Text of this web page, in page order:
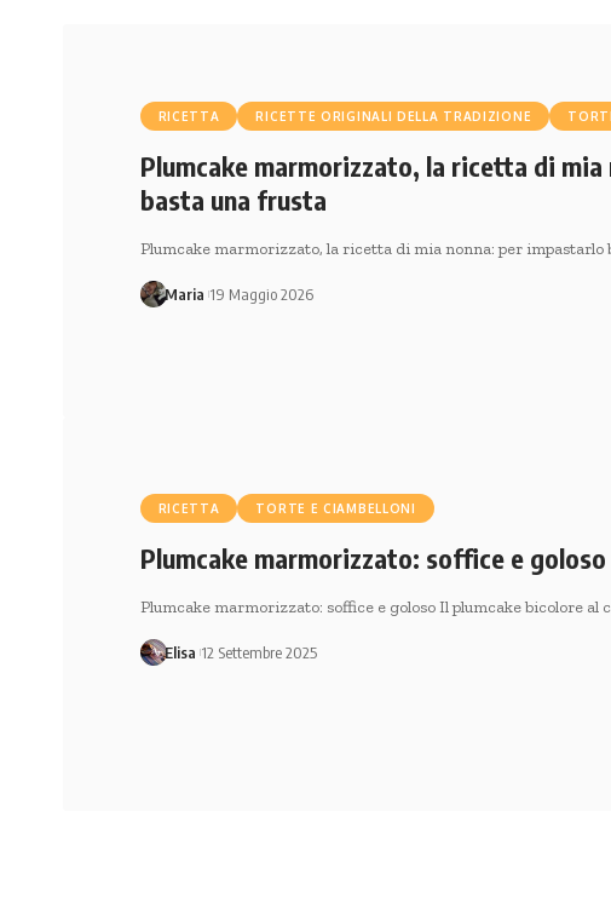
RICETTA RICETTE ORIGINALI DELLA TRADIZIONE
Plumcake marmorizzato, la ricetta di
basta una frusta
Plumcake marmorizzato, la ricetta di mia nonna: per impastarlo
Maria 19 Maggio 2026
RICETTA TORTE E CIAMBELLONI
Plumcake marmorizzato: soffice e goloso
Plumcake marmorizzato: soffice e goloso Il plumcake bicolore al
Elisa 12 Settembre 2025